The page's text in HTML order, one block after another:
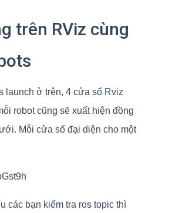
trên RViz cùng
launch ở trên, 4 cửa sổ Rviz
robot cũng sẽ xuất hiện đồng
Mỗi cửa sổ đại diện cho một
các bạn kiểm tra ros topic thì